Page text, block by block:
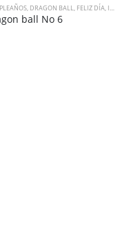
, DRAGON BALL, FELIZ DÍA, INFANTIL
ball No 6